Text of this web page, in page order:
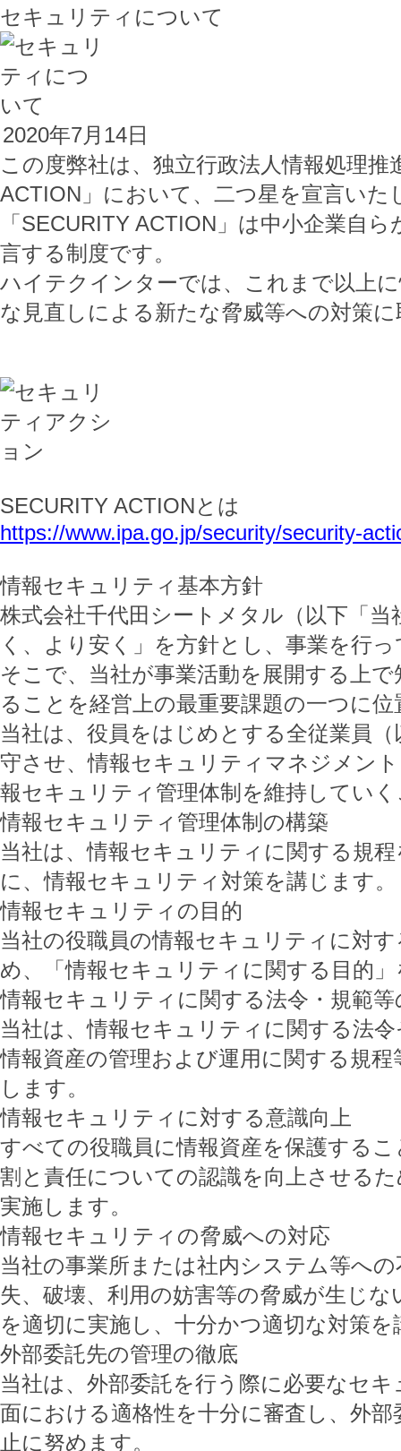
セキュリティについて
2020年7月14日
この度弊社は、独立行政法人情報処理
ACTION」において、二つ星を宣言いた
「SECURITY ACTION」は中小企業自
言する制度です。
ハイテクインターでは、これまで以上
な見直しによる新たな脅威等への対策
SECURITY ACTIONとは
https://www.ipa.go.jp/security/security-
情報セキュリティ基本方針
株式会社千代田シートメタル（以下「
く、より安く」を方針とし、事業を行
そこで、当社が事業活動を展開する上
ることを経営上の最重要課題の一つに
当社は、役員をはじめとする全従業員
守させ、情報セキュリティマネジメン
報セキュリティ管理体制を維持してい
情報セキュリティ管理体制の構築
当社は、情報セキュリティに関する規
に、情報セキュリティ対策を講じます。
情報セキュリティの目的
当社の役職員の情報セキュリティに対
め、「情報セキュリティに関する目的
情報セキュリティに関する法令・規範等
当社は、情報セキュリティに関する法
情報資産の管理および運用に関する規
します。
情報セキュリティに対する意識向上
すべての役職員に情報資産を保護する
割と責任についての認識を向上させる
実施します。
情報セキュリティの脅威への対応
当社の事業所または社内システム等へ
失、破壊、利用の妨害等の脅威が生じ
を適切に実施し、十分かつ適切な対策を
外部委託先の管理の徹底
当社は、外部委託を行う際に必要なセ
面における適格性を十分に審査し、外
止に努めます。